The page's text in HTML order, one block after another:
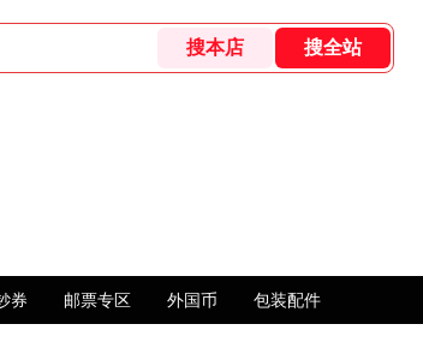
券 邮票专区 外国币 包装配件